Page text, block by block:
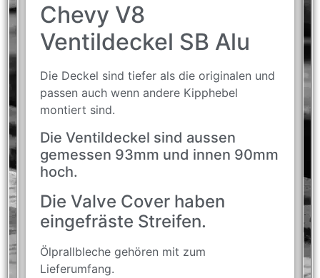
Chevy V8
Ventildeckel SB Alu
Die Deckel sind tiefer als die originalen und
passen auch wenn andere Kipphebel
montiert sind.
Die Ventildeckel sind aussen
gemessen 93mm und innen 90mm
hoch.
Die Valve Cover haben
eingefräste Streifen.
Ölprallbleche gehören mit zum
Lieferumfang.